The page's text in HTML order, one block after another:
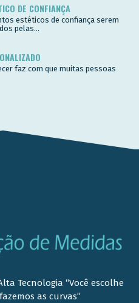
DE CONFIANÇA
estéticos de confiança serem
pelas...
faz com que muitas pessoas
Tecnologia “Você escolhe
as curvas”